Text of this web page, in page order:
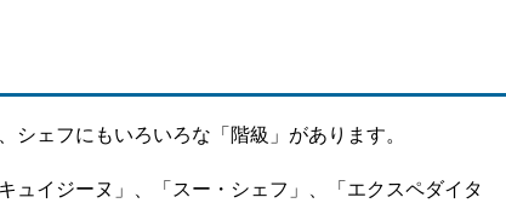
シェフにもいろいろな「階級」があります。
ュイジーヌ」、「スー・シェフ」、「エクスペダイタ